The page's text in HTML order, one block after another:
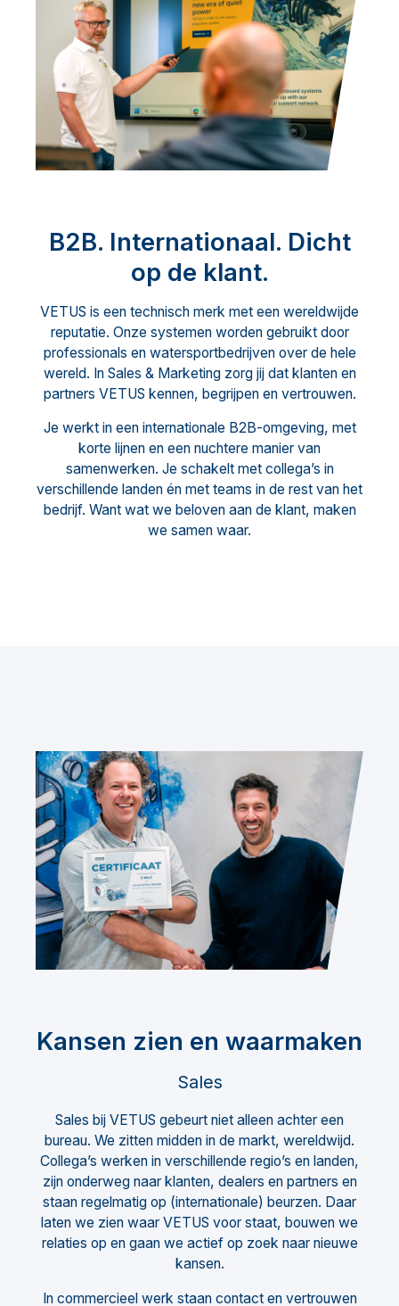
B2B. Internationaal. Dicht
op de klant.
VETUS is een technisch merk met een wereldwijde
reputatie. Onze systemen worden gebruikt door
professionals en watersportbedrijven over de hele
wereld. In Sales & Marketing zorg jij dat klanten en
partners VETUS kennen, begrijpen en vertrouwen.
Je werkt in een internationale B2B-omgeving, met
korte lijnen en een nuchtere manier van
samenwerken. Je schakelt met collega’s in
verschillende landen én met teams in de rest van het
bedrijf. Want wat we beloven aan de klant, maken
we samen waar.
Kansen zien en waarmaken
Sales
Sales bij VETUS gebeurt niet alleen achter een
bureau. We zitten midden in de markt, wereldwijd.
Collega’s werken in verschillende regio’s en landen,
zijn onderweg naar klanten, dealers en partners en
staan regelmatig op (internationale) beurzen. Daar
laten we zien waar VETUS voor staat, bouwen we
relaties op en gaan we actief op zoek naar nieuwe
kansen.
In commercieel werk staan contact en vertrouwen